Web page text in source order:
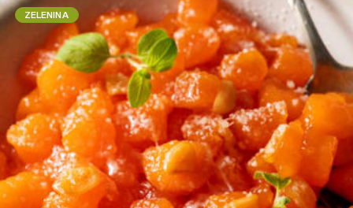
ZELENINA